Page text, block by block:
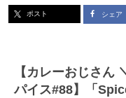
ポスト シェア
【カレーおじさん
パイス#88】「